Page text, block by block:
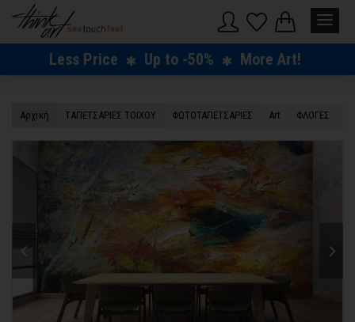
Less Price Up to -50% More Art!
Αρχική TΑΠΕΤΣΑΡΙΕΣ ΤΟΙΧΟΥ ΦΩΤΟΤΑΠΕΤΣΑΡΙΕΣ Art ΦΛΟΓΕΣ